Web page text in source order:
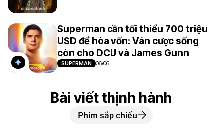
Superman cần tối thiểu 700 triệu
USD để hòa vốn: Ván cược sống
còn cho DCU và James Gunn
SUPERMAN 06/06
Bài viết thịnh hành
Phim sắp chiếu